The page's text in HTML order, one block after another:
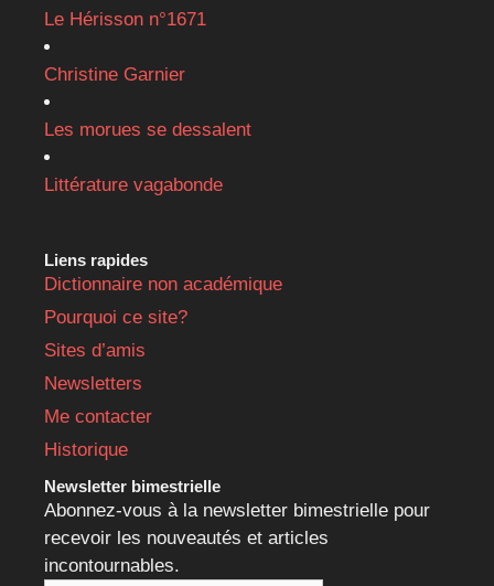
Le Hérisson n°1671
Christine Garnier
Les morues se dessalent
Littérature vagabonde
Liens rapides
Dictionnaire non académique
Pourquoi ce site?
Sites d’amis
Newsletters
Me contacter
Historique
Newsletter bimestrielle
Abonnez-vous à la newsletter bimestrielle pour
recevoir les nouveautés et articles
incontournables.